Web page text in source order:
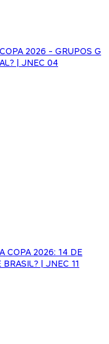
2026 - GRUPOS G
| JNEC 04
COPA 2026: 14 DE
| JNEC 11